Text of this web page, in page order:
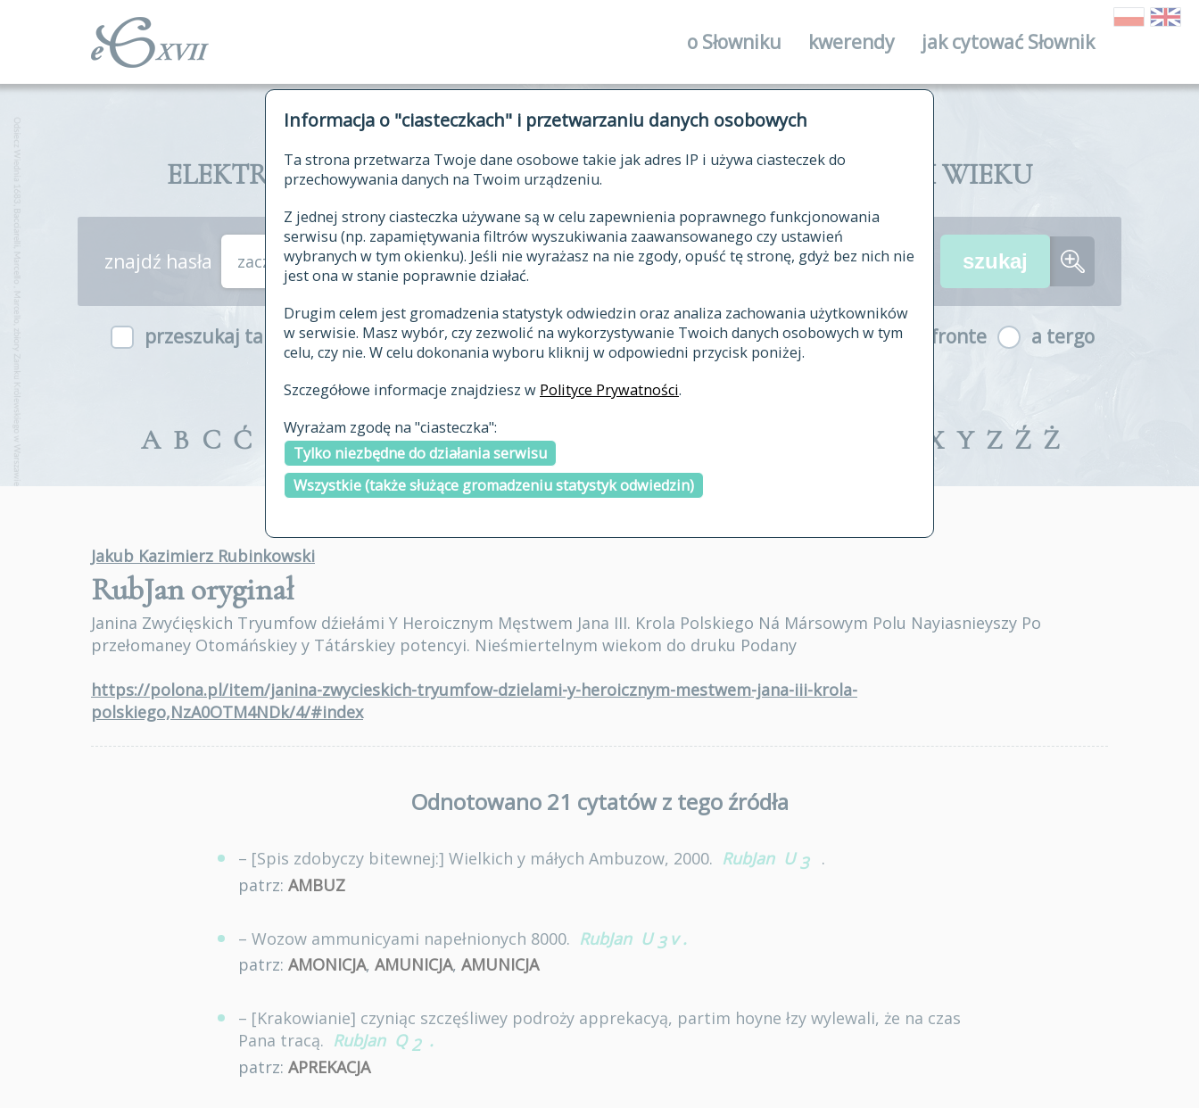
Informacja o "ciasteczkach" i przetwarzaniu danych osobowych
Ta strona przetwarza Twoje dane osobowe takie jak adres IP i używa ciasteczek do
przechowywania danych na Twoim urządzeniu.
Z jednej strony ciasteczka używane są w celu zapewnienia poprawnego funkcjonowania
serwisu (np. zapamiętywania filtrów wyszukiwania zaawansowanego czy ustawień
wybranych w tym okienku). Jeśli nie wyrażasz na nie zgody, opuść tę stronę, gdyż bez nich nie
jest ona w stanie poprawnie działać.
Drugim celem jest gromadzenia statystyk odwiedzin oraz analiza zachowania użytkowników
w serwisie. Masz wybór, czy zezwolić na wykorzystywanie Twoich danych osobowych w tym
celu, czy nie. W celu dokonania wyboru kliknij w odpowiedni przycisk poniżej.
Szczegółowe informacje znajdziesz w Polityce Prywatności.
Wyrażam zgodę na "ciasteczka":
Tylko niezbędne do działania serwisu
Wszystkie (także służące gromadzeniu statystyk odwiedzin)
o Słowniku
historia
publikacje
autorzy tekstów źródłowych
zasady opracowania
najnowsze hasła
ostatnio zmodyfikowane
kwerendy jak cytować Słownik
ELEKTRONICZNY SŁOWNIK JĘZYKA POLSKIEGO XVII I XVIII WIEKU
znajdź hasła zaczynające się od
przeszukaj także hasła w indeksie a fronte a tergo
A B C Ć E F G H I J K L Ł M X Y Z Ź Ż
Jakub Kazimierz Rubinkowski
RubJanoryginał
Janina Zwyćięskich Tryumfow dźiełámi Y Heroicznym Męstwem Jana III. Krola Polskiego Ná Mársowym Polu Nayiasnieyszy Po
przełomaney Otomáńskiey y Tátárskiey potencyi. Nieśmiertelnym wiekom do druku Podany
https://polona.pl/item/janina-zwycieskich-tryumfow-dzielami-y-heroicznym-mestwem-jana-iii-krola-
polskiego,NzA0OTM4NDk/4/#index
Odnotowano 21 cytatów z tego źródła
– [Spis zdobyczy bitewnej:] Wielkich y máłych Ambuzow, 2000. RubJan U 3
.
patrz: AMBUZ
– Wozow ammunicyami napełnionych 8000. RubJan U 3 v .
patrz: AMONICJA, AMUNICJA, AMUNICJA
– [Krakowianie] czyniąc szczęśliwey podroży apprekacyą, partim hoyne łzy wylewali, że na czas
Pana tracą. RubJan Q 2 .
patrz: APREKACJA